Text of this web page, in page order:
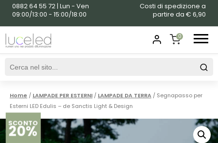
0882 64 55 72 | Lun - Ven
09:00/13:00 - 15:00/18:00
Costi di spedizione a
partire da € 6,90
0
SHOPPING
Home / LAMPADE PER ESTERNI / LAMPADE DA TERRA / Segnapasso per
Esterni LED Edulis – de Sanctis Light & Design
SCONTO
20%